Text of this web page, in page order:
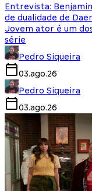
Entrevista:
de dualidade de
Jovem ator é um
série
Pedro Siqueira
03.ago.26
Pedro Siqueira
03.ago.26